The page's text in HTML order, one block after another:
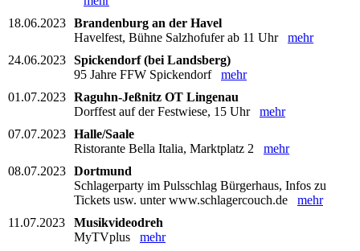
18.06.2023 Brandenburg an der Havel
Havelfest, Bühne Salzhofufer ab 11 Uhr mehr
24.06.2023 Spickendorf (bei Landsberg)
95 Jahre FFW Spickendorf mehr
01.07.2023 Raguhn-Jeßnitz OT Lingenau
Dorffest auf der Festwiese, 15 Uhr mehr
07.07.2023 Halle/Saale
Ristorante Bella Italia, Marktplatz 2 mehr
08.07.2023 Dortmund
Schlagerparty im Pulsschlag Bürgerhaus, Infos zu
Tickets usw. unter www.schlagercouch.de mehr
11.07.2023
Musikvideodreh
MyTVplus mehr